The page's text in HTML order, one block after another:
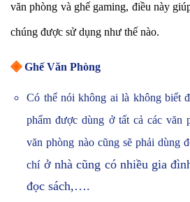
văn phòng và ghế gaming, điều này
chúng được sử dụng như thế nào.
◈ Ghế Văn Phòng
Có thể nói không ai là không biết
phẩm được dùng ở tất cả các văn
văn phòng nào cũng sẽ phải dùng
chíở nhà cũng có nhiều gia
đọc sách,….